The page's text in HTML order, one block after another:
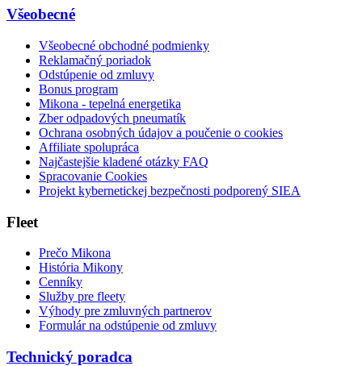
Všeobecné
Všeobecné obchodné podmienky
Reklamačný poriadok
Odstúpenie od zmluvy
Bonus program
Mikona - tepelná energetika
Zber odpadových pneumatík
Ochrana osobných údajov a poučenie o cookies
Affiliate spolupráca
Najčastejšie kladené otázky FAQ
Spracovanie Cookies
Projekt kybernetickej bezpečnosti podporený SIEA
Fleet
Prečo Mikona
História Mikony
Cenníky
Služby pre fleety
Výhody pre zmluvných partnerov
Formulár na odstúpenie od zmluvy
Technický poradca